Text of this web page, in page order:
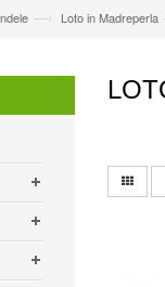
—› Loto in Madreperla